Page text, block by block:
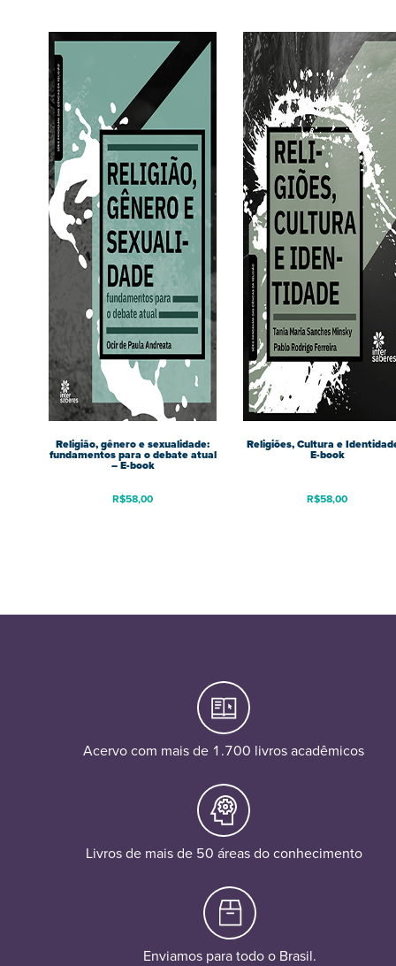
Religião, gênero e sexualidade:
fundamentos para o debate atual
– E-book
R$58,00
Religiões, Cultura e
E-book
R$58,00
Acervo com mais de 1.700 livros acadêmicos
Livros de mais de 50 áreas do conhecimento
Enviamos para todo o Brasil.